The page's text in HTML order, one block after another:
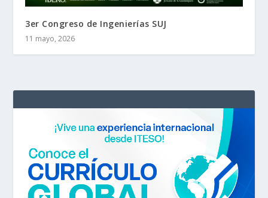
3er Congreso de Ingenierías SUJ
11 mayo, 2026